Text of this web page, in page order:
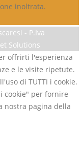
inoltrata.
- P.Iva
Solutions
offrirti l'esperienza
e le visite ripetute.
di TUTTI i cookie.
cookie" per fornire
nostra pagina della